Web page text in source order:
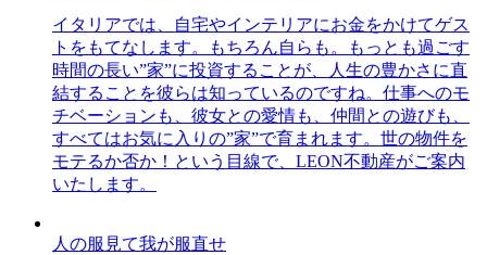
イタリアでは、自宅やインテリアにお金をかけてゲス
トをもてなします。もちろん自らも。もっとも過ごす
時間の長い”家”に投資することが、人生の豊かさに直
結することを彼らは知っているのですね。仕事へのモ
チベーションも、彼女との愛情も、仲間との遊びも、
すべてはお気に入りの”家”で育まれます。世の物件を
モテるか否か！という目線で、LEON不動産がご案内
いたします。
人の服見て我が服直せ